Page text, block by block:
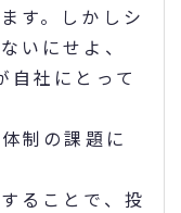
す。しかしシ
いにせよ、
自社にとって
制の課題に
ることで、投